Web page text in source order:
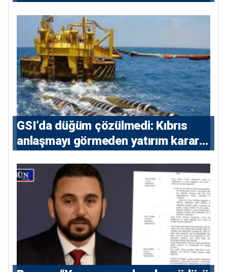
GSI’da düğüm çözülmedi: Kıbrıs
anlaşmayı görmeden yatırım kararı